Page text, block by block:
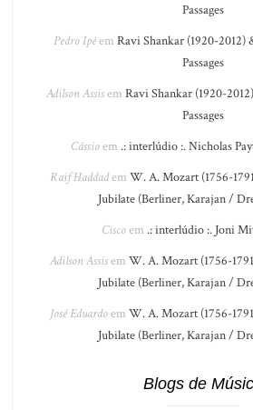
Passages
Pedro Ipêem Ravi Shankar (1920-2012)
Passages
Adilson Assisem Ravi Shankar (1920-
Passages
Cássioem .: interlúdio :. Nicholas
Raif Haddadem W. A. Mozart (1756-
Jubilate (Berliner, Karajan /
Ciscoem .: interlúdio :. Joni
Adilson Assisem W. A. Mozart (1756-
Jubilate (Berliner, Karajan /
José Eduardoem W. A. Mozart (1756-
Jubilate (Berliner, Karajan /
Blogs de